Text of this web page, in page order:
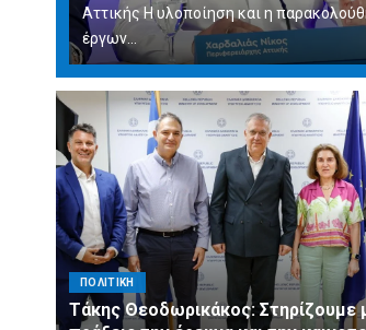
Αττικής Η υλοποίηση και η
έργων...
ΠΟΛΙΤΙΚΗ
Τάκης Θεοδωρικάκος: Στηρίζουμε